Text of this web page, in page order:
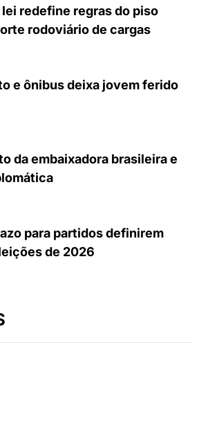
redefine regras do piso
rodoviário de cargas
e ônibus deixa jovem ferido
da embaixadora brasileira e
para partidos definirem
de 2026